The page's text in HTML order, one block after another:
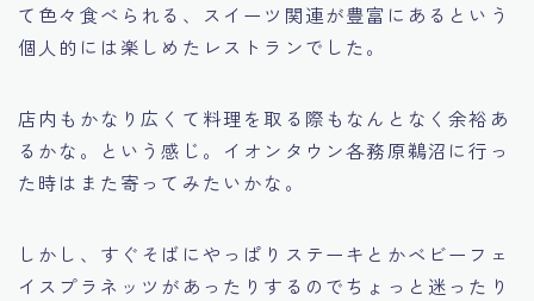
て色々食べられる、スイーツ関連が豊富にあるという
個人的には楽しめたレストランでした。
店内もかなり広くて料理を取る際もなんとなく余裕あ
るかな。という感じ。イオンタウン各務原鵜沼に行っ
た時はまた寄ってみたいかな。
しかし、すぐそばにやっぱりステーキとかベビーフェ
イスプラネッツがあったりするのでちょっと迷ったり